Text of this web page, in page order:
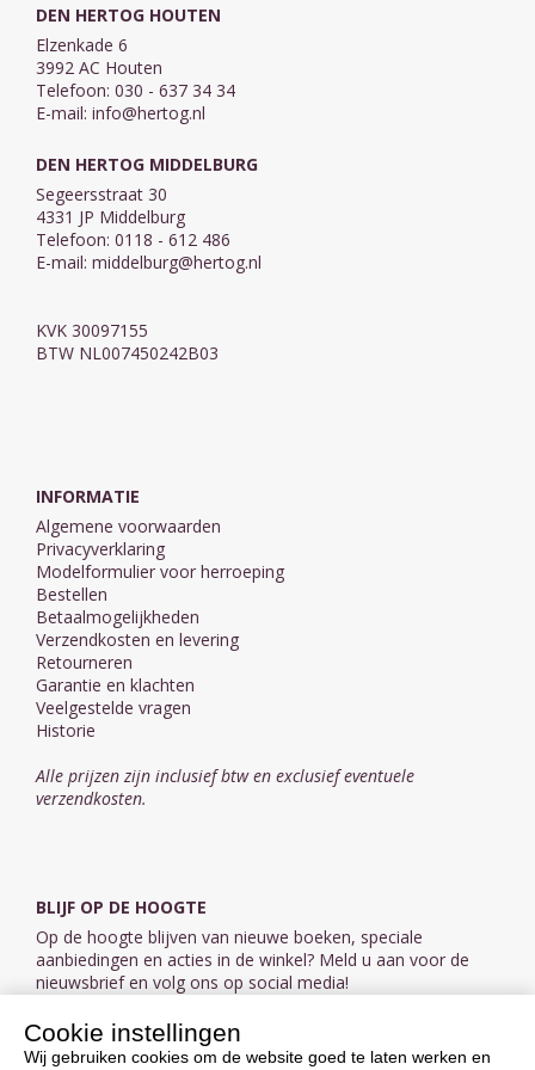
DEN HERTOG HOUTEN
Elzenkade 6
3992 AC Houten
Telefoon: 030 - 637 34 34
E-mail: info@hertog.nl
DEN HERTOG MIDDELBURG
Segeersstraat 30
4331 JP Middelburg
Telefoon: 0118 - 612 486
E-mail: middelburg@hertog.nl
KVK 30097155
BTW NL007450242B03
INFORMATIE
Algemene voorwaarden
Privacyverklaring
Modelformulier voor herroeping
Bestellen
Betaalmogelijkheden
Verzendkosten en levering
Retourneren
Garantie en klachten
Veelgestelde vragen
Historie
Alle prijzen zijn inclusief btw en exclusief eventuele
verzendkosten.
BLIJF OP DE HOOGTE
Op de hoogte blijven van nieuwe boeken, speciale
aanbiedingen en acties in de winkel? Meld u aan voor de
nieuwsbrief en volg ons op social media!
Aanmelden nieuwsbrief
Cookie instellingen
Wij gebruiken cookies om de website goed te laten werken en